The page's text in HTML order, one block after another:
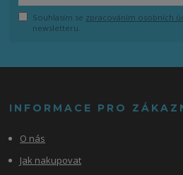
Souhlasím se zpracováním osobních
newsletteru.
INFORMACE PRO
O nás
Jak nakupovat